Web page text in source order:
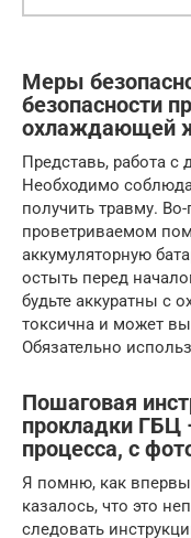
Меры
безопасности
охлаждающей
Представь, работа с
Необходимо
получить травму.
проветриваемом
аккумуляторную
остыть перед
будьте аккуратны с
токсична и может
Обязательно
Пошаговая
прокладки ГБЦ
процесса, с
Я помню, как
казалось, что это
следовать